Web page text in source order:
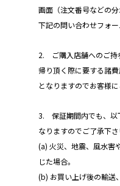
画面（注文番号などの
下記の問い合わせフォー
2. ご購入店舗へのご持
帰り頂く際に要する諸
となりますのでお客様
3. 保証期間内でも、以
なりますのでご了承下さ
(a) 火災、地震、風水害
じた場合。
(b) お買い上げ後の輸送